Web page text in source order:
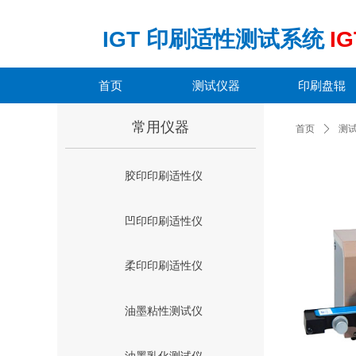
IGT 印刷适性测试系统
首页 测试仪器 印刷盘辊
首页 ꄲ 测
常用仪器
胶印印刷适性仪
凹印印刷适性仪
柔印印刷适性仪
油墨粘性测试仪